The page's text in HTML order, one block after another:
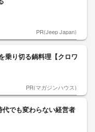
PR(Jeep Japan)
乗り切る鍋料理【クロワ
PR(マガジンハウス)
代でも変わらない経営者